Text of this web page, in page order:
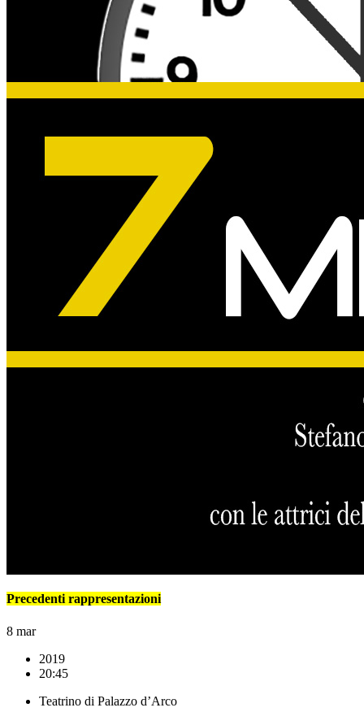
Precedenti rappresentazioni
8 mar
2019
20:45
Teatrino di Palazzo d’Arco